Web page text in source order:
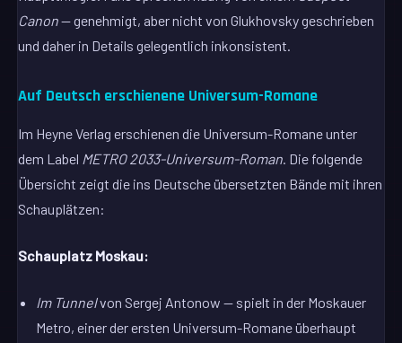
Canon— genehmigt, aber nicht von Glukhovsky geschrieben
und daher in Details gelegentlich inkonsistent.
Auf Deutsch erschienene Universum-Romane
Im Heyne Verlag erschienen die Universum-Romane unter
dem Label METRO 2033-Universum-Roman. Die folgende
Übersicht zeigt die ins Deutsche übersetzten Bände mit ihren
Schauplätzen:
Schauplatz Moskau:
Im Tunnelvon Sergej Antonow — spielt in der Moskauer
Metro, einer der ersten Universum-Romane überhaupt